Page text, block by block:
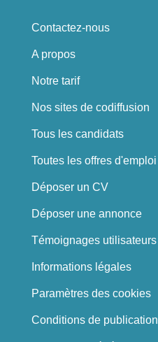
Contactez-nous
A propos
Notre tarif
Nos sites de codiffusion
Tous les candidats
Toutes les offres d'emploi
Déposer un CV
Déposer une annonce
Témoignages utilisateurs
Informations légales
Paramètres des cookies
Conditions de publication